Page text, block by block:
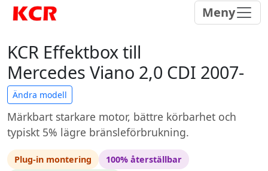
Meny
KCR Effektbox till
Mercedes Viano 2,0 CDI 2007-
Ändra modell
Märkbart starkare motor, bättre körbarhet och
typiskt 5% lägre bränsleförbrukning.
Plug-in montering
100% återställbar